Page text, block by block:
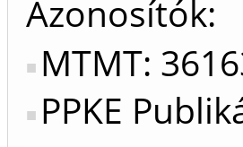
Azonosítók
MTMT:
PPKE